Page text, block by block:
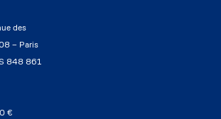
des
– Paris
848 861
€